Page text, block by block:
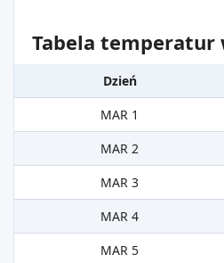
Tabela temperatur
Dzień
MAR 1
MAR 2
MAR 3
MAR 4
MAR 5